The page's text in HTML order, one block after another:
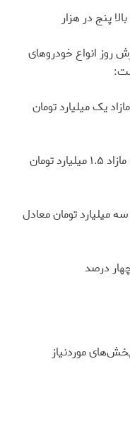
روز انواع خودروهای
:
مازاد یک میلیارد تومان
تا مبلغ سه میلیارد تومان نسبت به مازاد ۱.۵ میلیارد تومان
سه میلیارد تومان معادل
موردنیاز